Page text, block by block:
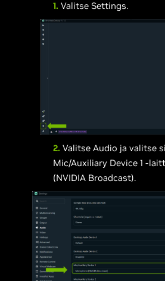
1.Valitse Settings.
2.Valitse Audio ja valitse
Mic/Auxiliary Device 1 -
(NVIDIA Broadcast).